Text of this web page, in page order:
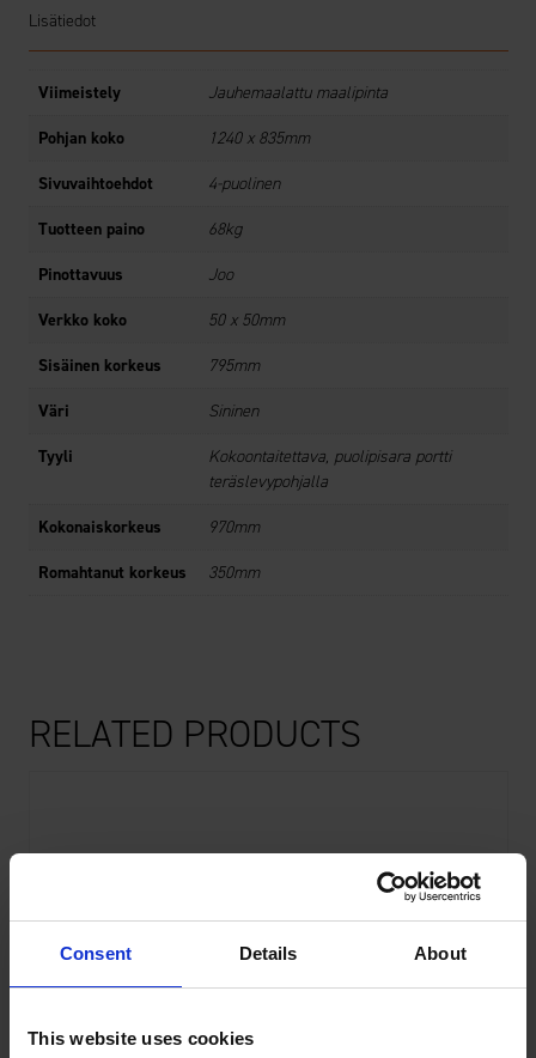
Consent Details About
This website uses cookies
Lisätiedot
Viimeistely
Jauhemaalattu maalipinta
Pohjan koko
1240 x 835mm
Sivuvaihtoehdot
4-puolinen
Tuotteen paino
68kg
Pinottavuus
Joo
Verkko koko
50 x 50mm
Sisäinen korkeus
795mm
Väri
Sininen
Tyyli
Kokoontaitettava, puolipisara portti
teräslevypohjalla
Kokonaiskorkeus
970mm
Romahtanut korkeus
350mm
RELATED PRODUCTS